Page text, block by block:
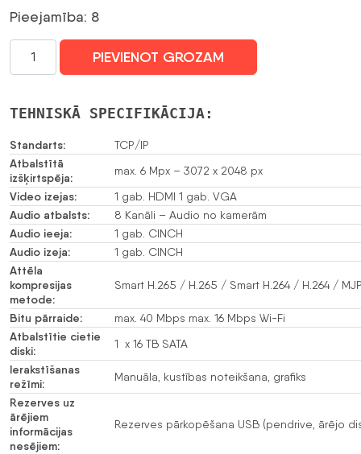
Pieejamība: 8
Video
Videoreģistrators
NVR1108HS-
W-
S2-
CE
Wi-
Fi,
8
KANĀLI
daudzums
PIEVIENOT GROZAM
TEHNISKĀ SPECIFIKĀCIJA:
Standarts: TCP/IP
Atbalstītā
izšķirtspēja:
max. 6 Mpx – 3072 x 2048 px
Video izejas: 1 gab. HDMI 1 gab. VGA
Audio atbalsts: 8 Kanāli – Audio no kamerām
Audio ieeja: 1 gab. CINCH
Audio izeja: 1 gab. CINCH
Attēla
kompresijas
metode:
Smart H.265 / H.265 / Smart H.264 / H.264 /
Bitu pārraide: max. 40 Mbps max. 16 Mbps Wi-Fi
Atbalstītie cietie
diski:
1 x 16 TB SATA
Ierakstīšanas
režīmi:
Manuāla, kustības noteikšana, grafiks
Rezerves uz
ārējiem
informācijas
nesējiem:
Rezerves pārkopēšana USB (pendrive, ārējo